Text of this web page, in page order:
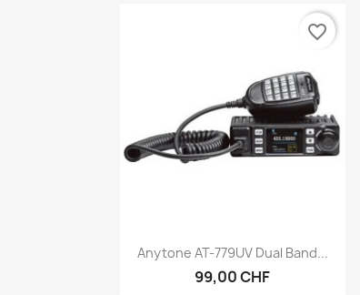
Anteprima
Anytone AT-779UV Dual Band...
99,00 CHF
favorite_border